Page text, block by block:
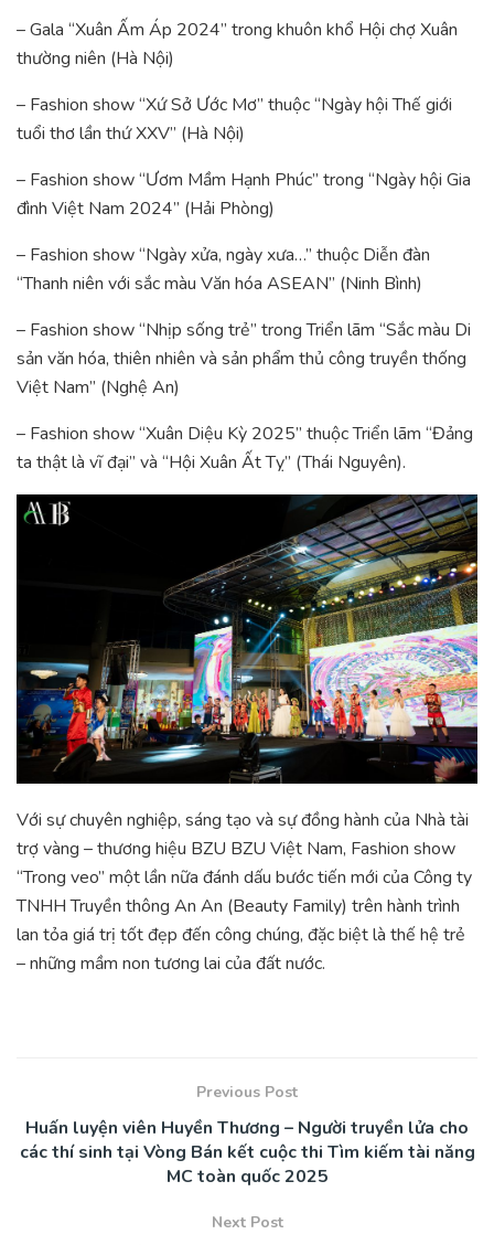
– Gala “Xuân Ấm Áp 2024” trong khuôn khổ Hội chợ Xuân
thường niên (Hà Nội)
– Fashion show “Xứ Sở Ước Mơ” thuộc “Ngày hội Thế giới
tuổi thơ lần thứ XXV” (Hà Nội)
– Fashion show “Ươm Mầm Hạnh Phúc” trong “Ngày hội Gia
đình Việt Nam 2024” (Hải Phòng)
– Fashion show “Ngày xửa, ngày xưa…” thuộc Diễn đàn
“Thanh niên với sắc màu Văn hóa ASEAN” (Ninh Bình)
– Fashion show “Nhịp sống trẻ” trong Triển lãm “Sắc màu Di
sản văn hóa, thiên nhiên và sản phẩm thủ công truyền thống
Việt Nam” (Nghệ An)
– Fashion show “Xuân Diệu Kỳ 2025” thuộc Triển lãm “Đảng
ta thật là vĩ đại” và “Hội Xuân Ất Tỵ” (Thái Nguyên).
Với sự chuyên nghiệp, sáng tạo và sự đồng hành của Nhà tài
trợ vàng – thương hiệu BZU BZU Việt Nam, Fashion show
“Trong veo” một lần nữa đánh dấu bước tiến mới của Công ty
TNHH Truyền thông An An (Beauty Family) trên hành trình
lan tỏa giá trị tốt đẹp đến công chúng, đặc biệt là thế hệ trẻ
– những mầm non tương lai của đất nước.
Previous Post
Huấn luyện viên Huyền Thương – Người truyền lửa cho
các thí sinh tại Vòng Bán kết cuộc thi Tìm kiếm tài năng
MC toàn quốc 2025
Next Post